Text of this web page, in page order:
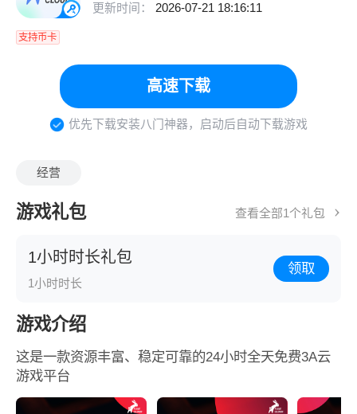
更新时间： 2026-07-21 18:16:11
支持币卡
高速下载
优先下载安装八门神器，启动后自动下载游戏
经营
游戏礼包 查看全部1个礼包
1小时时长礼包
1小时时长
领取
游戏介绍
这是一款资源丰富、稳定可靠的24小时全天免费3A云
游戏平台